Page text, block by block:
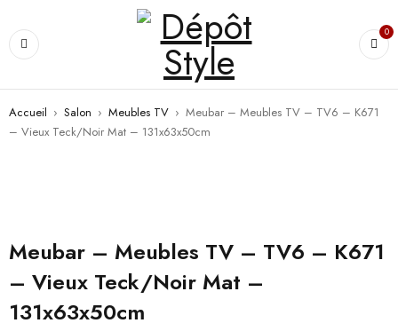
0
Accueil › Salon › Meubles TV › Meubar – Meubles TV – TV6 – K671
– Vieux Teck/Noir Mat – 131x63x50cm
Meubar – Meubles TV – TV6 – K671
– Vieux Teck/Noir Mat –
131x63x50cm